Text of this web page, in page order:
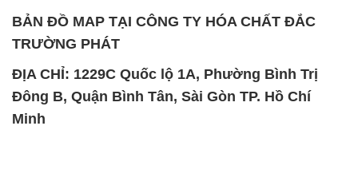
BẢN ĐỒ MAP TẠI CÔNG TY HÓA CHẤT ĐẮC
TRƯỜNG PHÁT
ĐỊA CHỈ: 1229C Quốc lộ 1A, Phường Bình Trị
Đông B, Quận Bình Tân, Sài Gòn TP. Hồ Chí
Minh